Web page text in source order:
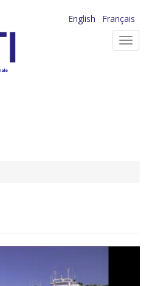
English
Français